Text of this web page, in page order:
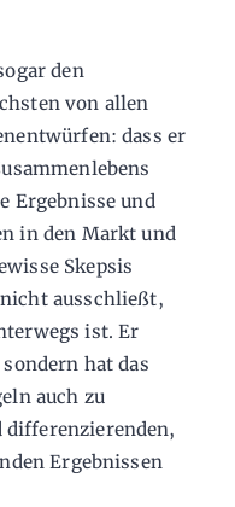
den
von allen
dass er
Ergebnisse und
in den Markt und
Skepsis
nicht ausschließt,
ist. Er
hat das
auch zu
differenzierenden,
Ergebnissen